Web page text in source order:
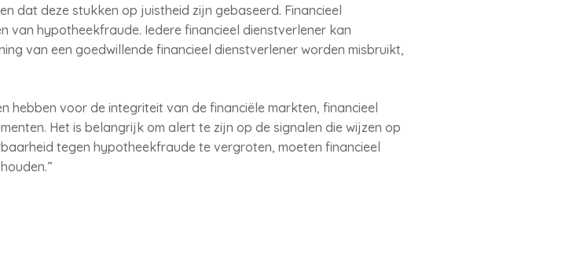
dat deze stukken op juistheid zijn gebaseerd. Financieel
van hypotheekfraude. Iedere financieel dienstverlener kan
van een goedwillende financieel dienstverlener worden misbruikt,
hebben voor de integriteit van de financiële markten, financieel
Het is belangrijk om alert te zijn op de signalen die wijzen op
tegen hypotheekfraude te vergroten, moeten financieel